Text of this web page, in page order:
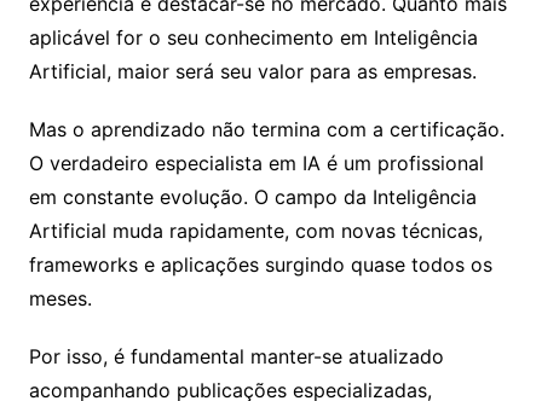
aplicável for o seu conhecimento em Inteligência
Artificial, maior será seu valor para as empresas.
Mas o aprendizado não termina com a certificação.
O verdadeiro especialista em IA é um profissional
em constante evolução. O campo da Inteligência
Artificial muda rapidamente, com novas técnicas,
frameworks e aplicações surgindo quase todos os
meses.
Por isso, é fundamental manter-se atualizado
acompanhando publicações especializadas,